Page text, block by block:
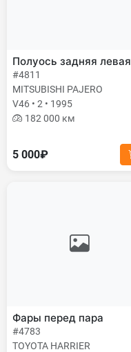
Полуось задняя левая
#4811
MITSUBISHI PAJERO
V46 • 2 • 1995
182 000 км
5 000₽
Фары перед пара
#4783
TOYOTA HARRIER